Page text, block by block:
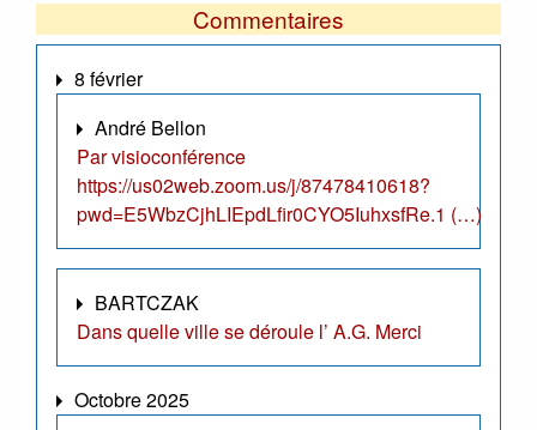
Commentaires
8 février
André Bellon
Par visioconférence
https://us02web.zoom.us/j/87478410618?
pwd=E5WbzCjhLIEpdLfir0CYO5IuhxsfRe.1 (…)
BARTCZAK
Dans quelle ville se déroule l’ A.G. Merci
Octobre 2025